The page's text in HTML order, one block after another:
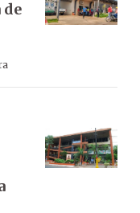
de